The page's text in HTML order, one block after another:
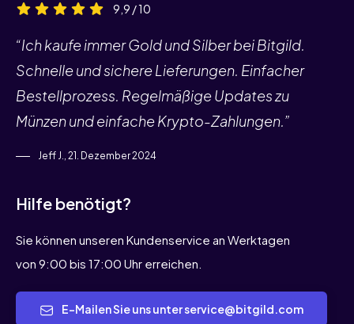
9,9 / 10
“Ich kaufe immer Gold und Silber bei Bitgild.
Schnelle und sichere Lieferungen. Einfacher
Bestellprozess. Regelmäßige Updates zu
Münzen und einfache Krypto-Zahlungen.”
Jeff J., 21. Dezember 2024
Hilfe benötigt?
Sie können unseren Kundenservice an Werktagen
von 9:00 bis 17:00 Uhr erreichen.
E-Mailen Sie uns unter service@bitgild.com